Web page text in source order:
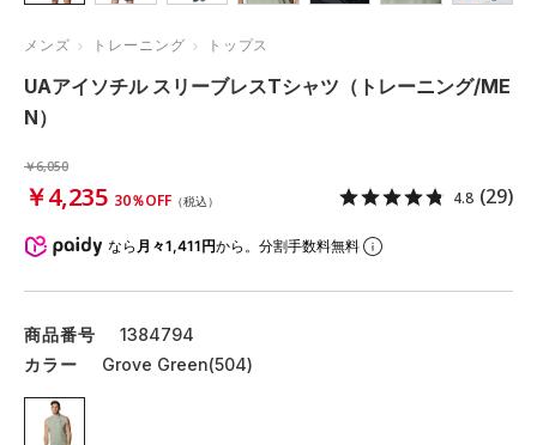
メンズ トレーニング トップス
UAアイソチル スリーブレスTシャツ（トレーニング/ME
N）
￥6,050
￥4,235 30％OFF （税込） 4.8 (29)
なら 月々1,411円から。分割手数料無料
商品番号
1384794
カラー
Grove Green(504)